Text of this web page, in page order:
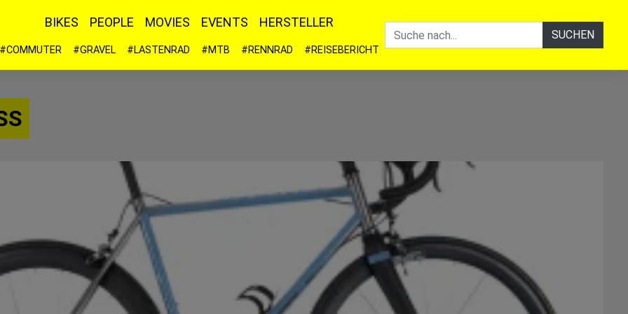
SUCHEN
BIKES PEOPLE MOVIES EVENTS HERSTELLER
#COMMUTER #GRAVEL #LASTENRAD #MTB #RENNRAD #REISEBERICHT